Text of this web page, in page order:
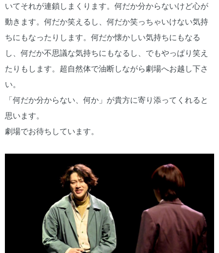
いてそれが連鎖しまくります。何だか分からないけど心が
動きます。何だか笑えるし、何だか笑っちゃいけない気持
ちにもなったりします。何だか懐かしい気持ちにもなる
し、何だか不思議な気持ちにもなるし、でもやっぱり笑え
たりもします。超自然体で油断しながら劇場へお越し下さ
い。
「何だか分からない、何か」が貴方に寄り添ってくれると
思います。
劇場でお待ちしています。